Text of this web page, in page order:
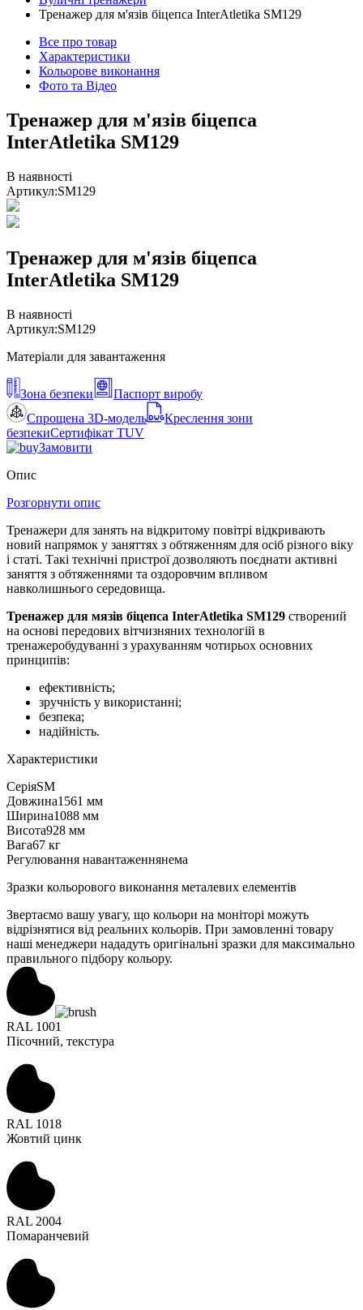
Тренажер для м'язів біцепса InterAtletika SM129
Все про товар
Характеристики
Кольорове виконання
Фото та Відео
Тренажер для м'язів біцепса
InterAtletika SM129
В наявності
Артикул:SM129
Тренажер для м'язів біцепса
InterAtletika SM129
В наявності
Артикул:SM129
Матеріали для завантаження
Зона безпеки
Паспорт виробу
Спрощена 3D-модель
Креслення зони
безпекиСертифікат TUV
Замовити
Опис
Розгорнути опис
Тренажери для занять на відкритому повітрі відкривають
новий напрямок у заняттях з обтяженням для осіб різного віку
і статі. Такі технічні пристрої дозволяють поєднати активні
заняття з обтяженнями та оздоровчим впливом
навколишнього середовища.
Тренажер для мязів біцепса InterAtletika SM129 створений
на основі передових вітчизняних технологій в
тренажеробудуванні з урахуванням чотирьох основних
принципів:
ефективність;
зручність у використанні;
безпека;
надійність.
Характеристики
СеріяSM
Довжина1561 мм
Ширина1088 мм
Висота928 мм
Вага67 кг
Регулювання навантаженнянема
Зразки кольорового виконання металевих елементів
Звертаємо вашу увагу, що кольори на моніторі можуть
відрізнятися від реальних кольорів. При замовленні товару
наші менеджери нададуть оригінальні зразки для максимально
правильного підбору кольору.
RAL 1001
Пісочний, текстура
RAL 1018
Жовтий цинк
RAL 2004
Помаранчевий